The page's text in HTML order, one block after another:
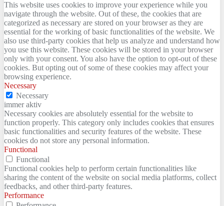
This website uses cookies to improve your experience while you
navigate through the website. Out of these, the cookies that are
categorized as necessary are stored on your browser as they are
essential for the working of basic functionalities of the website. We
also use third-party cookies that help us analyze and understand how
you use this website. These cookies will be stored in your browser
only with your consent. You also have the option to opt-out of these
cookies. But opting out of some of these cookies may affect your
browsing experience.
Necessary
Necessary
immer aktiv
Necessary cookies are absolutely essential for the website to
function properly. This category only includes cookies that ensures
basic functionalities and security features of the website. These
cookies do not store any personal information.
Functional
Functional
Functional cookies help to perform certain functionalities like
sharing the content of the website on social media platforms, collect
feedbacks, and other third-party features.
Performance